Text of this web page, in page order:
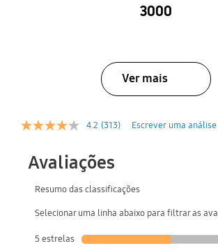
3000
Ver mais
4.2 (313) Escrever uma análise